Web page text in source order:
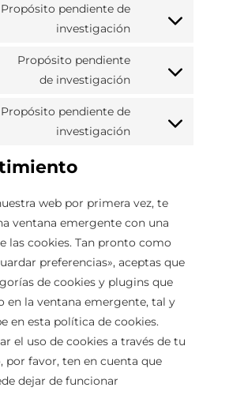
Propósito pendiente de
investigación
Propósito pendiente
de investigación
Propósito pendiente de
investigación
web por primera vez, te
ventana emergente con una
las cookies. Tan pronto como
preferencias», aceptas que
de cookies y plugins que
en la ventana emergente, tal y
en esta política de cookies.
el uso de cookies a través de tu
por favor, ten en cuenta que
dejar de funcionar